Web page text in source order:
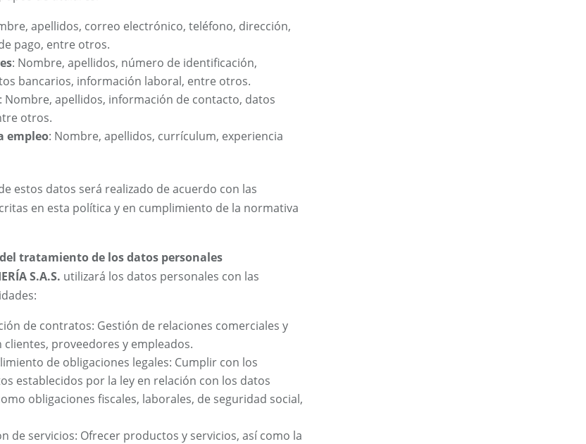
apellidos, correo electrónico, teléfono, dirección,
pago, entre otros.
: Nombre, apellidos, número de identificación,
bancarios, información laboral, entre otros.
: Nombre, apellidos, información de contacto, datos
otros.
empleo: Nombre, apellidos, currículum, experiencia
estos datos será realizado de acuerdo con las
en esta política y en cumplimiento de la normativa
tratamiento de los datos personales
S.A.S. utilizará los datos personales con las
de contratos: Gestión de relaciones comerciales y
clientes, proveedores y empleados.
de obligaciones legales: Cumplir con los
establecidos por la ley en relación con los datos
obligaciones fiscales, laborales, de seguridad social,
de servicios: Ofrecer productos y servicios, así como la